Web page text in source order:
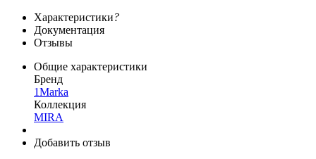
Характеристики?
Документация
Отзывы
Общие характеристики
Бренд
1Marka
Коллекция
MIRA
Добавить отзыв